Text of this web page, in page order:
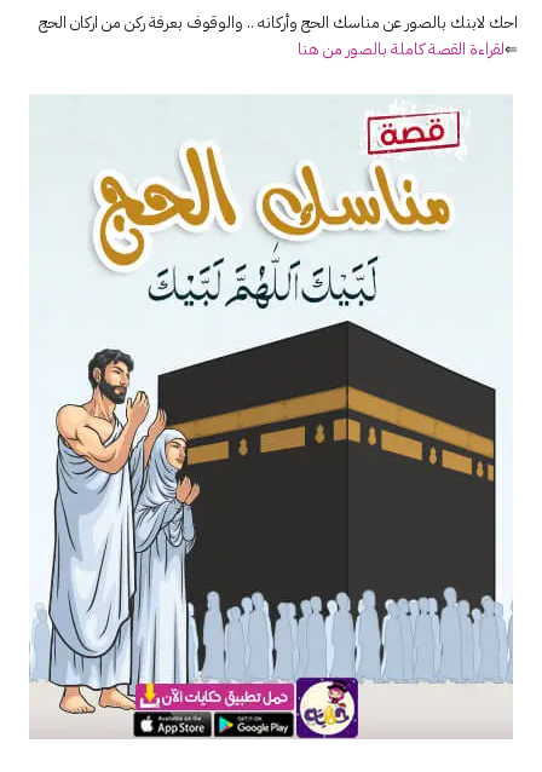
احك لابنك بالصور عن مناسك الحج وأركانه .. والوقوف بعرفة ركن من اركان الحج
⇐لقراءة القصة كاملة بالصور من هنا